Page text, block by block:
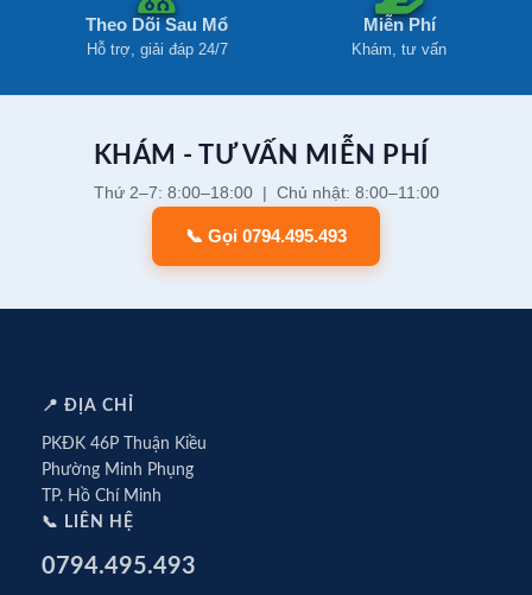
Theo Dõi Sau Mổ
Hỗ trợ, giải đáp 24/7
Miễn Phí
Khám, tư vấn
KHÁM - TƯ VẤN MIỄN PHÍ
Thứ 2–7: 8:00–18:00 | Chủ nhật: 8:00–11:00
📞 Gọi 0794.495.493
📍 ĐỊA CHỈ
PKĐK 46P Thuận Kiều
Phường Minh Phụng
TP. Hồ Chí Minh
📞 LIÊN HỆ
0794.495.493